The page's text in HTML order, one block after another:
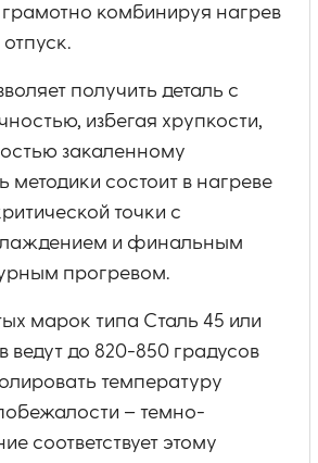
грамотно комбинируя нагрев
получить деталь с
избегая хрупкости,
закаленному
методики состоит в нагреве
точки с
и финальным
прогревом.
марок типа Сталь 45 или
ведут до 820-850 градусов
температуру
– темно-
соответствует этому